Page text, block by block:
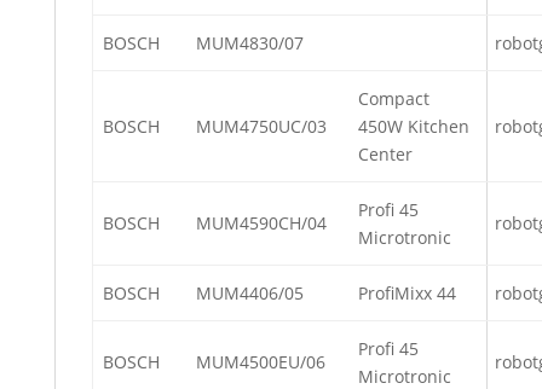
BOSCH MUM4830/07
BOSCH MUM4750UC/03
Compact
450W Kitchen
Center
BOSCH MUM4590CH/04
Profi 45
Microtronic
BOSCH MUM4406/05 ProfiMixx 44
BOSCH MUM4500EU/06
Profi 45
Microtronic